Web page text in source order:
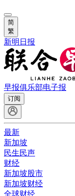
简
繁
新明日报
早报俱乐部电子报
订阅
最新
新加坡
民生民声
财经
新加坡股市
新加坡财经
全球财经